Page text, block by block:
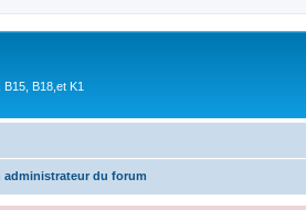
B18,et K1
administrateur du forum